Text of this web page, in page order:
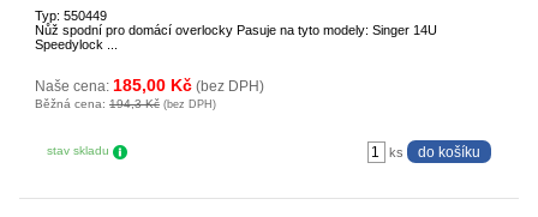
Typ: 550449
Nůž spodní pro domácí overlocky Pasuje na tyto modely: Singer 14U
Speedylock ...
Naše cena: 185,00 Kč (bez DPH)
Běžná cena: 194,3 Kč (bez DPH)
stav skladu ks